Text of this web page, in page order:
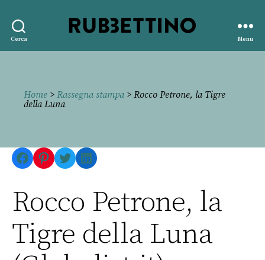
Cerca
editore
Menu
Home > Rassegna stampa> Rocco Petrone, la Tigre
della Luna
Facebook
Pinterest
TwitterLinkedIn
Rocco Petrone, la
Tigre della Luna